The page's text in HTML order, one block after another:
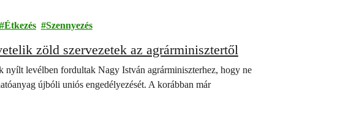
Étkezés Szennyezés
zöld szervezetek az agrárminisztertől
nyílt levélben fordultak Nagy István agrárminiszterhez, hogy ne
újbóli uniós engedélyezését. A korábban már